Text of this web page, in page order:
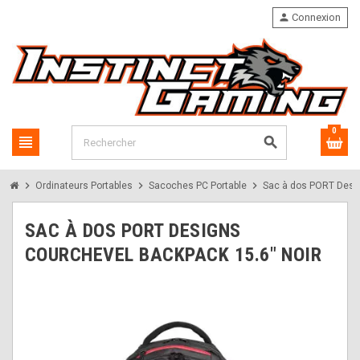
view_headline search
person Connexion
0
chevron_right Ordinateurs Portables chevron_right Sacoches PC Portable chevron_right Sac à dos PORT
SAC À DOS PORT DESIGNS
COURCHEVEL BACKPACK 15.6" NOIR